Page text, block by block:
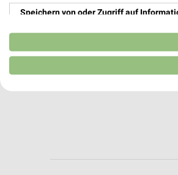
Speichern von oder Zugriff auf
Verwendung reduzierter Daten zur
Erstellung von Profilen für